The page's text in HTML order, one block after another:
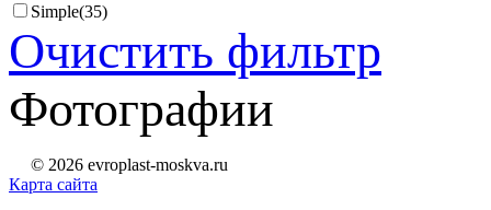
Simple(35)
Очистить фильтр
Фотографии
© 2026 evroplast-moskva.ru
Карта сайта